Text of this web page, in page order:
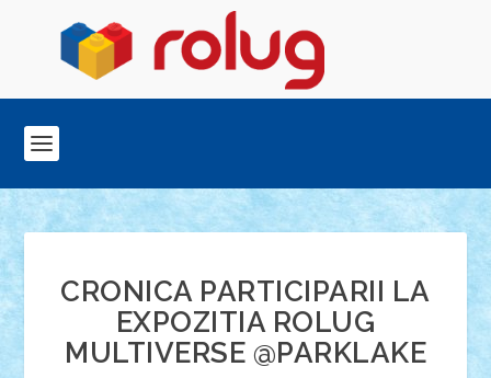
CRONICA PARTICIPARII LA
EXPOZITIA ROLUG
MULTIVERSE @PARKLAKE